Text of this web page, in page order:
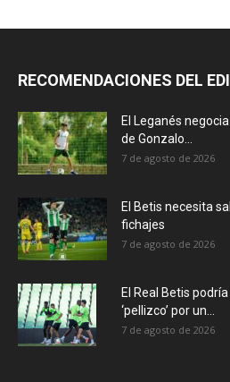
RECOMENDACIONES DEL
El Leganés
de Gonzalo...
7 de agosto de 2026
El Betis necesita
fichajes
7 de agosto de 2026
El Real Betis
‘pellizco’ por un...
7 de agosto de 2026